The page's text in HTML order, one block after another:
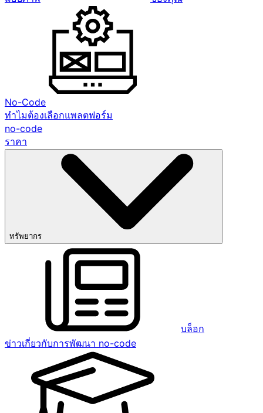
No-Code
ทำไมต้องเลือกแพลตฟอร์ม
no-code
ราคา
ทรัพยากร
บล็อก
ข่าวเกี่ยวกับการพัฒนา no-code